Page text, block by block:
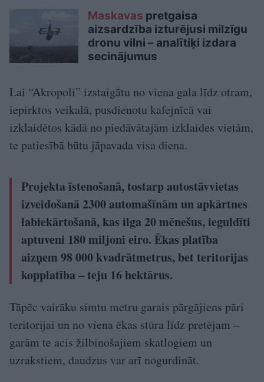
Maskavas pretgaisa
aizsardzība izturējusi milzīgu
dronu vilni – analītiķi izdara
secinājumus
Lai “Akropoli” izstaigātu no viena gala līdz otram,
iepirktos veikalā, pusdienotu kafejnīcā vai
izklaidētos kādā no piedāvātajām izklaides vietām,
te patiesībā būtu jāpavada visa diena.
Projekta īstenošanā, tostarp autostāvvietas
izveidošanā 2300 automašīnām un apkārtnes
labiekārtošanā, kas ilga 20 mēnešus, ieguldīti
aptuveni 180 miljoni eiro. Ēkas platība
aizņem 98 000 kvadrātmetrus, bet teritorijas
kopplatība – teju 16 hektārus.
Tāpēc vairāku simtu metru garais pārgājiens pāri
teritorijai un no viena ēkas stūra līdz pretējam –
garām te acis žilbinošajiem skatlogiem un
uzrakstiem, daudzus var arī nogurdināt.